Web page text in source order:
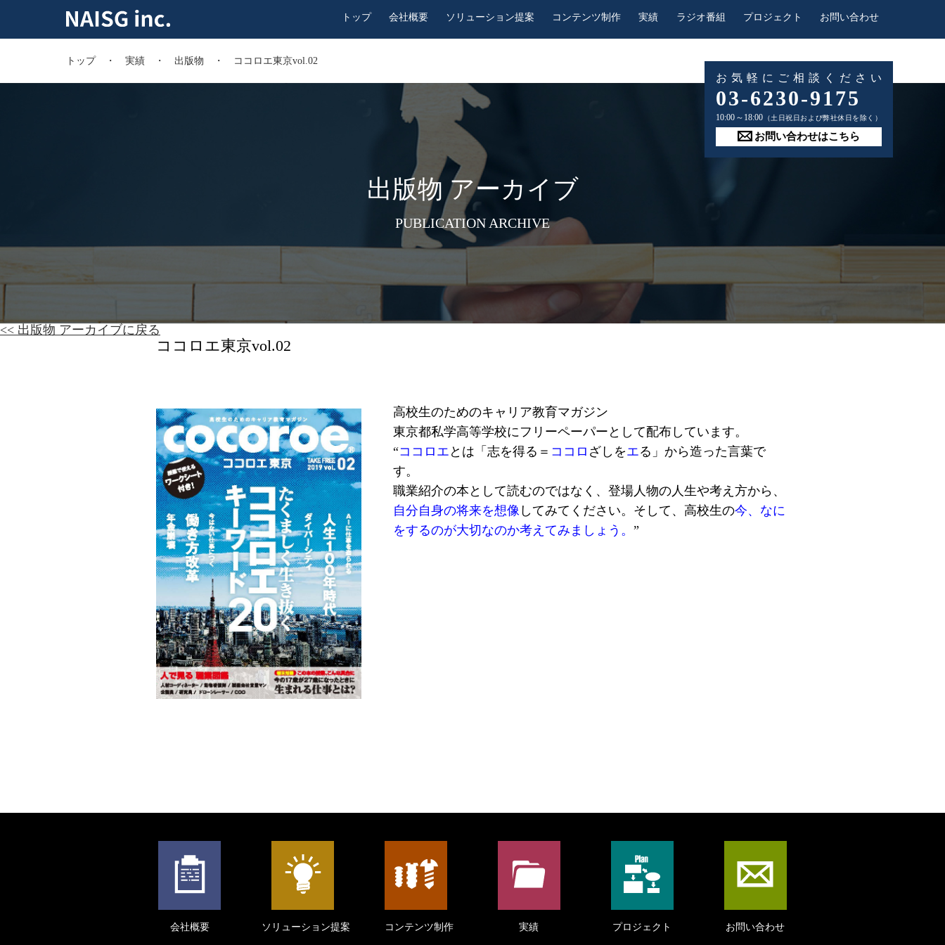
トップ 会社概要 ソリューション提案 コンテンツ制作 実績 ラジオ番組 プロジェクト お問い合わせ
トップ 実績 出版物 ココロエ東京vol.02
出版物 アーカイブ
PUBLICATION ARCHIVE
<< 出版物 アーカイブに戻る
ココロエ東京vol.02
高校生のためのキャリア教育マガジン
東京都私学高等学校にフリーペーパーとして配布しています。
“ココロエ とは 「志を得る＝ ココロ ざしをエる」から造った言葉で
す。
職業紹介の本として読むのではなく、 登場人物の人生や考え方から、
自分自身の将来を想像 してみてください。 そして、高校生の今、なに
をするのが大切なのか考えてみましょう。 ”
お気軽にご相談ください
03-6230-9175
10:00～18:00 （土日祝日および弊社休日を除く）
お問い合わせはこちら
会社概要 ソリューション提案 コンテンツ制作 実績 プロジェクト お問い合わせ